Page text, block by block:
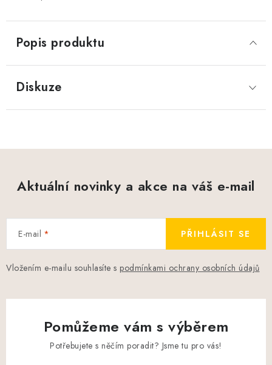
Popis produktu
Diskuze
Aktuální novinky a akce na váš e-mail
E-mail
Vložením e-mailu souhlasíte s podmínkami ochrany osobních údajů
PŘIHLÁSIT SE
Pomůžeme vám s výběrem
Potřebujete s něčím poradit? Jsme tu pro vás!